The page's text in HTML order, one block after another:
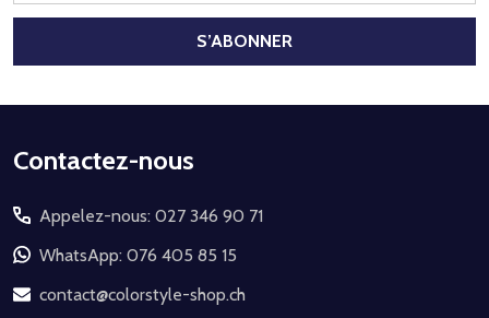
mail
S’ABONNER
Début
pied
de
page
Contactez-nous
Appelez-nous: 027 346 90 71
WhatsApp: 076 405 85 15
contact@colorstyle-shop.ch